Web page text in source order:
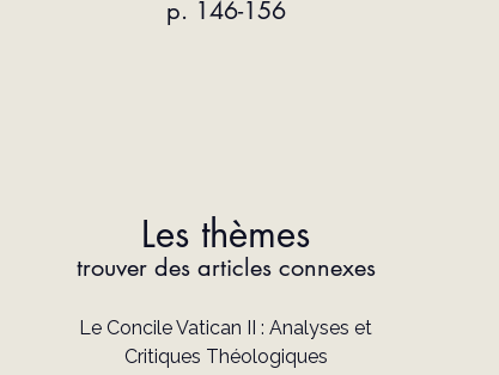
p. 146-156
Les thèmes
trouver des articles connexes
Le Concile Vatican II : Analyses et
Critiques Théologiques